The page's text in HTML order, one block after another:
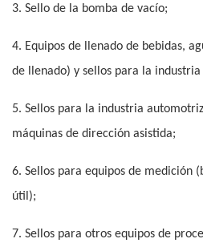
3. Sello de la bomba de vacío;
4. Equipos de llenado de bebidas,
de llenado) y sellos para la
5. Sellos para la industria
máquinas de dirección asistida;
6. Sellos para equipos de medición
útil);
7. Sellos para otros equipos de